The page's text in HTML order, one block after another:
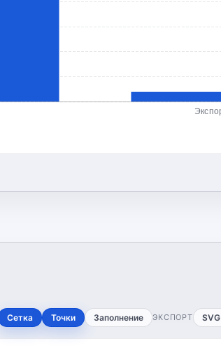
Сетка Точки Заполнение ЭКСПОРТ SVG